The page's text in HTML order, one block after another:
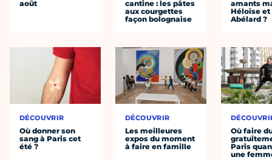
août
DÉCOUVRIR
Où donner son
sang à Paris cet
été ?
cantine : les pâtes
aux courgettes
façon bolognaise
DÉCOUVRIR
Les meilleures
expos du moment
à faire en famille
amants
Héloïse et
Abélard ?
Où faire
Paris
une